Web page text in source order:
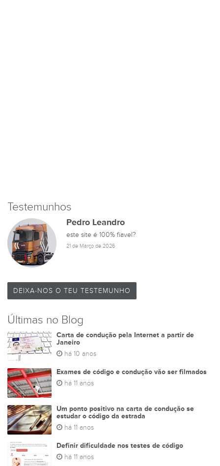
Testemunhos
Pedro Leandro
este site é 100% fiavel?
21 de Março de 2026
DEIXA-NOS O TEU TESTEMUNHO
Últimas no Blog
Carta de condução pela Internet a partir de
Janeiro
há 10 anos
Exames de código e condução vão ser filmados
há 11 anos
Um ponto positivo na carta de condução se
estudar o código da estrada
há 11 anos
Definir dificuldade nos testes de código
há 11 anos